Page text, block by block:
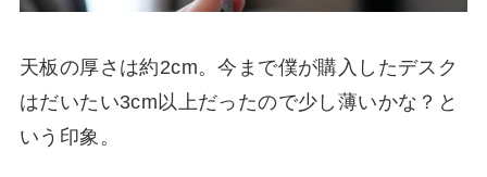
天板の厚さは約2cm。今まで僕が購入したデスク
はだいたい3cm以上だったので少し薄いかな？と
いう印象。